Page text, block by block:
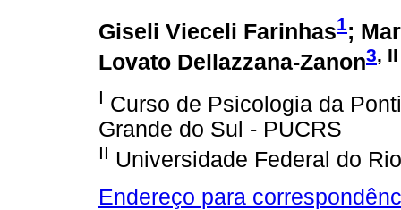
Giseli Vieceli Farinhas1;
Lovato Dellazzana-Zanon3, II
I Curso de Psicologia da
Grande do Sul - PUCRS
II Universidade Federal do
Endereço para